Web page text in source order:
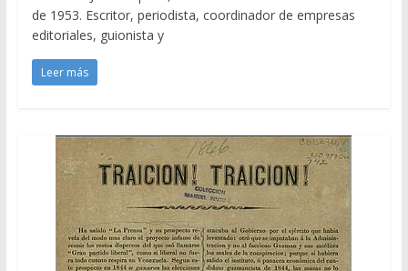
de 1953. Escritor, periodista, coordinador de empresas
editoriales, guionista y
Leer más